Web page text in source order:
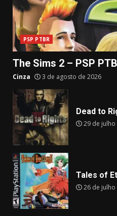
PSP PTBR
The Sims 2 – PSP
Cinza 3 de agosto de 2026
Dead to
29 de
Tales of
26 de